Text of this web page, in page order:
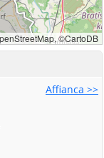
Affianca >>